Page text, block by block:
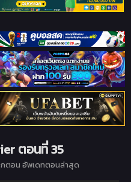
ตอนที่ 35
ตอน อัพเดทตอนล่าสุด